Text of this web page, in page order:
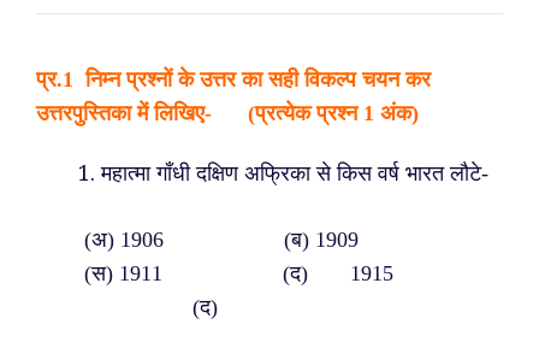
प्र.1 निम्न प्रश्नों के उत्तर का सही विकल्प चयन कर
उत्तरपुस्तिका में लिखिए- (प्रत्येक प्रश्न 1 अंक)
महात्मा गाँधी दक्षिण अफ्रिका से किस वर्ष भारत लौटे-
(अ) 1906 (ब) 1909
(स) 1911 (द) 1915
(द)